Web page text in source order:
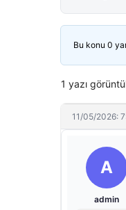
Bu konu 0
1 yazı
11/05/2026:
A
admin